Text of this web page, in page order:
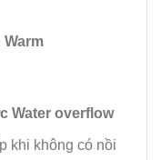
Warm
Water overflow
khi không có nồi